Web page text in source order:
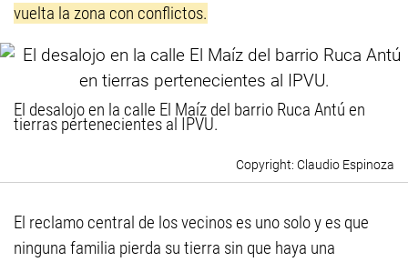
vuelta la zona con conflictos.
El desalojo en la calle El Maíz del barrio Ruca Antú en
tierras pertenecientes al IPVU.
Claudio Espinoza
El reclamo central de los vecinos es uno solo y es que
ninguna familia pierda su tierra sin que haya una